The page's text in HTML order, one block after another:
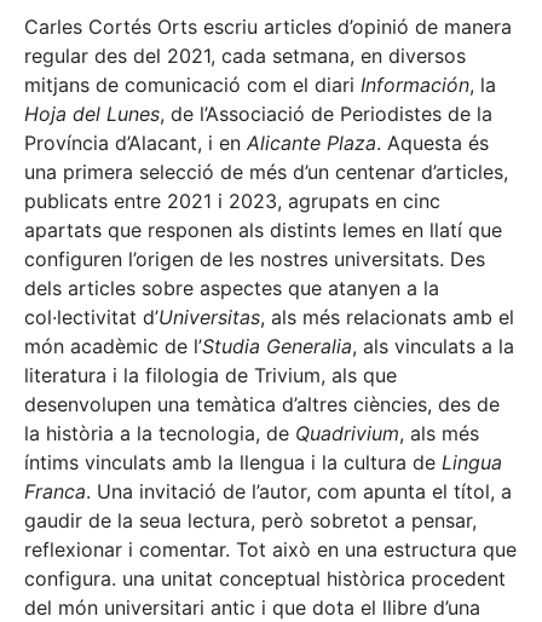
Carles Cortés Orts escriu articles d’opinió de manera
regular des del 2021, cada setmana, en diversos
mitjans de comunicació com el diari Información, la
Hoja del Lunes, de l’Associació de Periodistes de la
Província d’Alacant, i en Alicante Plaza. Aquesta és
una primera selecció de més d’un centenar d’articles,
publicats entre 2021 i 2023, agrupats en cinc
apartats que responen als distints lemes en llatí que
configuren l’origen de les nostres universitats. Des
dels articles sobre aspectes que atanyen a la
col·lectivitat d’Universitas, als més relacionats amb el
món acadèmic de l’Studia Generalia, als vinculats a la
literatura i la filologia de Trivium, als que
desenvolupen una temàtica d’altres ciències, des de
la història a la tecnologia, de Quadrivium, als més
íntims vinculats amb la llengua i la cultura de Lingua
Franca. Una invitació de l’autor, com apunta el títol, a
gaudir de la seua lectura, però sobretot a pensar,
reflexionar i comentar. Tot això en una estructura que
configura. una unitat conceptual històrica procedent
del món universitari antic i que dota el llibre d’una